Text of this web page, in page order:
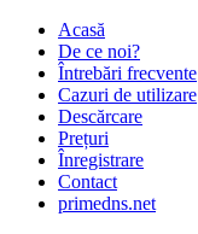
Acasă
De ce noi?
Întrebări frecvente
Cazuri de utilizare
Descărcare
Prețuri
Înregistrare
Contact
primedns.net